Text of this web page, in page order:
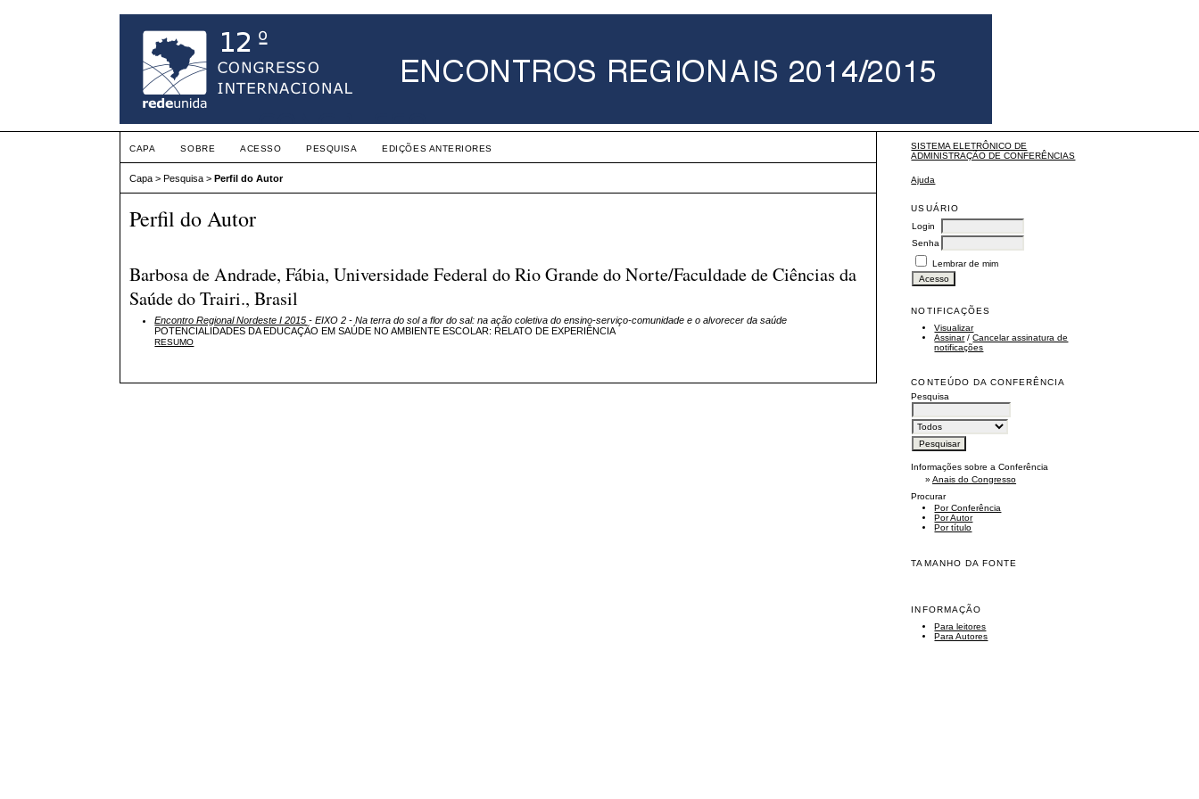
SISTEMA ELETRÔNICO DE
ADMINISTRAÇÃO DE CONFERÊNCIAS
Ajuda
USUÁRIO
Login
Senha
Lembrar de mim
NOTIFICAÇÕES
Visualizar
Assinar/Cancelar assinatura de
notificações
CONTEÚDO DA CONFERÊNCIA
Pesquisa
Informações sobre a Conferência
»Anais do Congresso
Procurar
Por Conferência
Por Autor
Por título
TAMANHO DA FONTE
INFORMAÇÃO
Para leitores
Para Autores
CAPA SOBRE ACESSO PESQUISA EDIÇÕES ANTERIORES
Capa >Pesquisa >Perfil do Autor
Perfil do Autor
Barbosa de Andrade, Fábia, Universidade Federal do Rio Grande do Norte/Faculdade de Ciências da
Saúde do Trairi., Brasil
Encontro Regional Nordeste I 2015 - EIXO 2 - Na terra do sol a flor do sal: na ação coletiva do ensino-serviço-comunidade e o alvorecer da saúde
POTENCIALIDADES DA EDUCAÇÃO EM SAÚDE NO AMBIENTE ESCOLAR: RELATO DE EXPERIÊNCIA
RESUMO